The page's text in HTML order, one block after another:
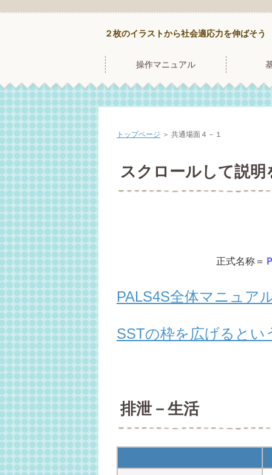
２枚のイラストから社会適応力を伸ばそう
操作マニュアル
トップページ ＞ 共通場面４－１
スクロールして説
正式名称＝
PALS4S全体マニュア
SSTの枠を広げるとい
排泄－生活